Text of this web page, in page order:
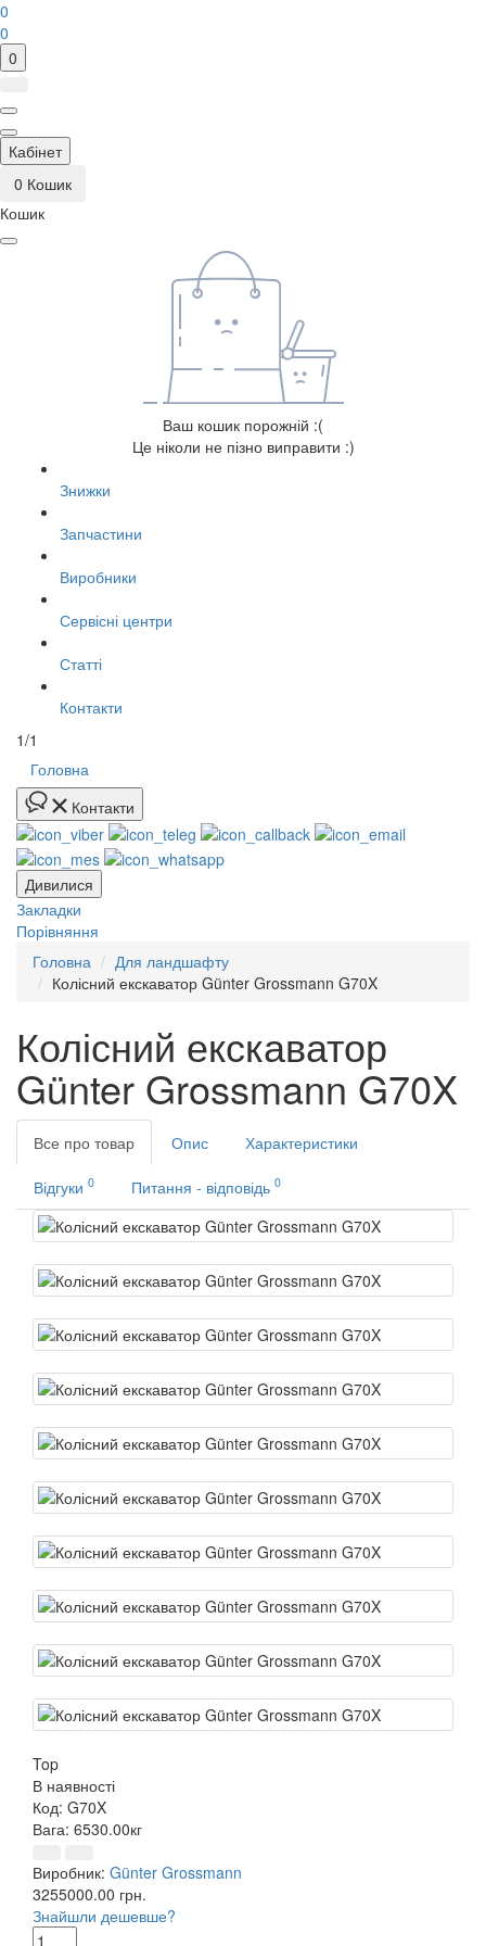
0
0
0
Кабінет
0 Кошик
Кошик
Ваш кошик порожній :(
Це ніколи не пізно виправити :)
Знижки
Запчастини
Виробники
Сервісні центри
Статті
Контакти
1/1
Головна
Контакти
Дивилися
Закладки
Порівняння
Головна
Для ландшафту
Колісний екскаватор Günter Grossmann G70X
Колісний екскаватор
Günter Grossmann G70X
Все про товар Опис Характеристики
Відгуки 0 Питання - відповідь 0
Top
В наявності
Код: G70X
Вага: 6530.00кг
Виробник: Günter Grossmann
3255000.00 грн.
Знайшли дешевше?